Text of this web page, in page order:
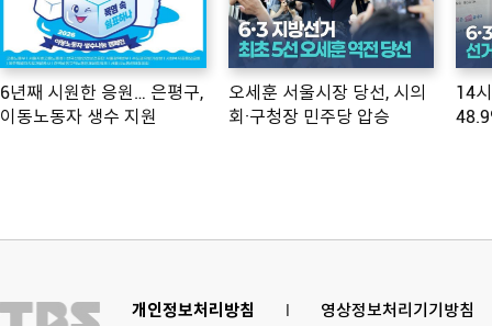
6년째 시원한 응원… 은평구,
이동노동자 생수 지원
오세훈 서울시장 당선, 시의
회·구청장 민주당 압승
14
개인정보처리방침 l 영상정보처리기기방침